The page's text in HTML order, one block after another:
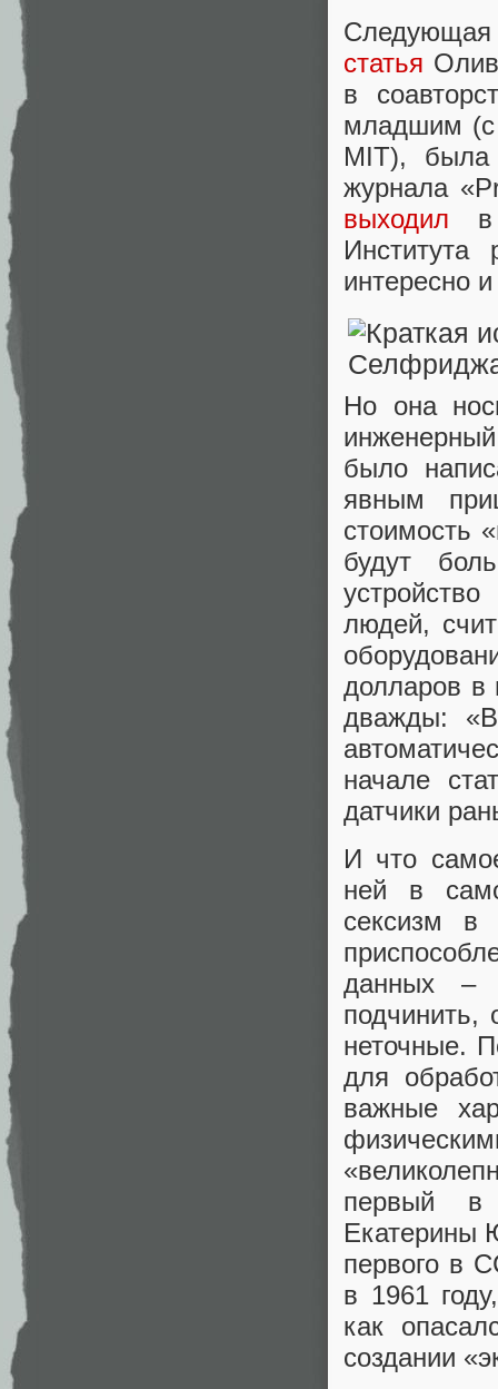
Следующая
статья
в
младшим (с
MIT), была
журнала
выходил в
интересно
Но она
было
явным
стоимость
будут
людей,
долларов в
дважды:
начале
датчики
И что
ней в
сексизм в
данных –
подчинить,
неточные.
для
важные
первый в
Екатерины
первого в
в 1961
как
создании